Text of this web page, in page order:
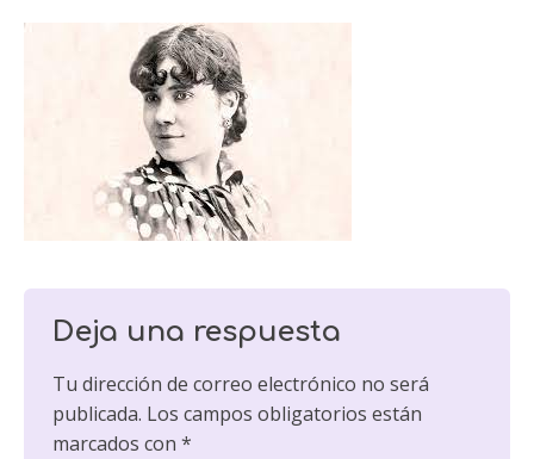
Deja una respuesta
Tu dirección de correo electrónico no será
publicada. Los campos obligatorios están
marcados con *